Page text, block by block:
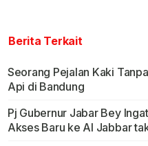
Berita Terkait
Seorang Pejalan Kaki
Api di Bandung
Pj Gubernur Jabar Bey
Akses Baru ke Al Jabbar